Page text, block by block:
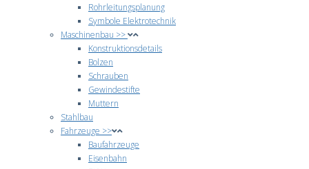
Rohrleitungsplanung
Symbole Elektrotechnik
Maschinenbau >>
Konstruktionsdetails
Bolzen
Schrauben
Gewindestifte
Muttern
Stahlbau
Fahrzeuge >>
Baufahrzeuge
Eisenbahn